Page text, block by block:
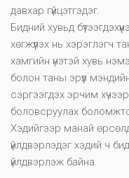
давхар гүйцэтгэдэг.
Бидний хувьд
хөгжүүлэх нь хэрэглэгч
хамгийн үнэтэй хувь
болон таны эрүүл мэндийн
сэргээгдэх эрчим
боловсруулах
Хэдийгээр манай
үйлдвэрлэдэг хэдий ч
үйлдвэрлэж байна.